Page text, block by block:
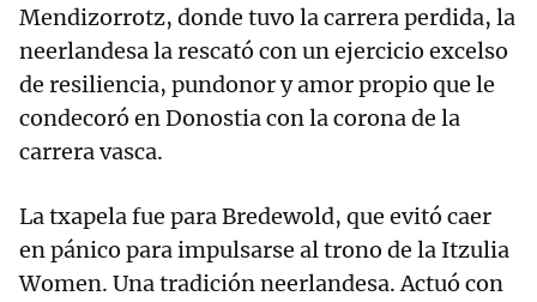
Mendizorrotz, donde tuvo la carrera perdida, la
neerlandesa la rescató con un ejercicio excelso
de resiliencia, pundonor y amor propio que le
condecoró en Donostia con la corona de la
carrera vasca.
La txapela fue para Bredewold, que evitó caer
en pánico para impulsarse al trono de la Itzulia
Women. Una tradición neerlandesa. Actuó con